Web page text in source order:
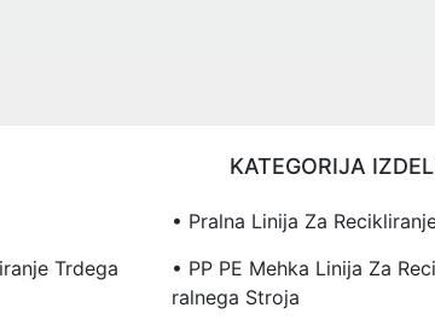
KATEGORIJA
• Pralna Linija Za
Trdega
• PP PE Mehka Linija Za
Ralnega Stroja